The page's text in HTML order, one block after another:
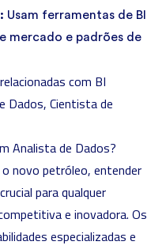
Usam ferramentas de BI
mercado e padrões de
com BI
Dados, Cientista de
Analista de Dados?
novo petróleo, entender
para qualquer
e inovadora. Os
especializadas e